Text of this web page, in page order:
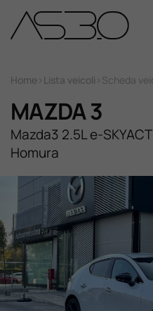
+39 049 899 4411
Auto Nuove
Auto Usate
Promozioni
Assistenza
Novità Sui Nostri Veicoli
Home > Lista veicoli > Scheda
MAZDA 3
Mazda3 2.5L e-
Homura